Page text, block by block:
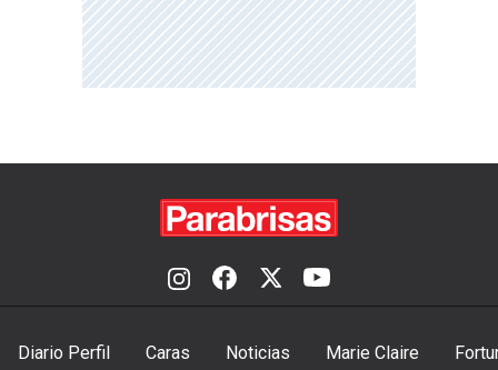
Diario Perfil Caras Noticias Marie Claire